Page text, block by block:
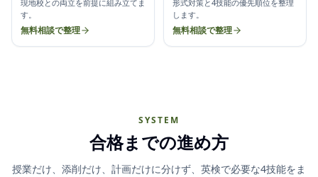
現地校との両立を前提に組み立てま
す。
無料相談で整理
形式対策と4技能の優先順位を整理
します。
無料相談で整理
SYSTEM
合格までの進め方
授業だけ、添削だけ、計画だけに分けず、英検で必要な4技能をま